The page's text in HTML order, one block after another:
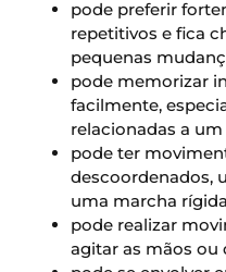
pode preferir
repetitivos e fica
pequenas
pode memorizar
facilmente,
relacionadas a
pode ter
descoordenados,
uma marcha rígida
pode realizar
agitar as mãos ou